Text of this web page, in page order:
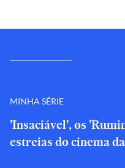
MINHA SÉRIE
'Insaciável', os
estreias do cinema